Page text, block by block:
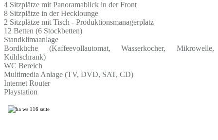
4 Sitzplätze mit Panoramablick in der Front
8 Sitzplätze in der Hecklounge
2 Sitzplätze mit Tisch - Produktionsmanagerplatz
12 Betten (6 Stockbetten)
Standklimaanlage
Bordküche (Kaffeevollautomat, Wasserkocher, Mikrowelle,
Kühlschrank)
WC Bereich
Multimedia Anlage (TV, DVD, SAT, CD)
Internet Router
Playstation